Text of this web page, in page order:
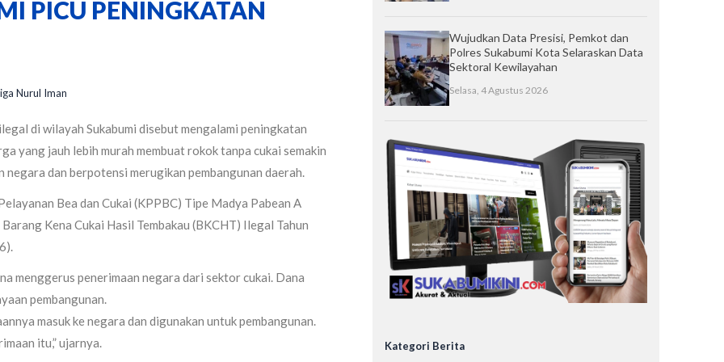
PICU PENINGKATAN
Nurul Iman
di wilayah Sukabumi disebut mengalami peningkatan
yang jauh lebih murah membuat rokok tanpa cukai semakin
dan berpotensi merugikan pembangunan daerah.
Bea dan Cukai (KPPBC) Tipe Madya Pabean A
Kena Cukai Hasil Tembakau (BKCHT) Ilegal Tahun
menggerus penerimaan negara dari sektor cukai. Dana
pembangunan.
masuk ke negara dan digunakan untuk pembangunan.
itu,” ujarnya.
Wujudkan Data Presisi, Pemkot dan
Polres Sukabumi Kota Selaraskan Data
Sektoral Kewilayahan
Selasa, 4 Agustus 2026
Kategori Berita